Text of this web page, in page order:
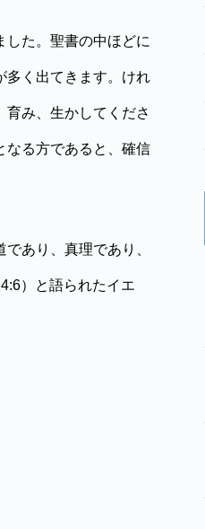
た。聖書の中ほどに
多く出てきます。けれ
み、生かしてくださ
なる方であると、確信
あり、真理であり、
）と語られたイエ